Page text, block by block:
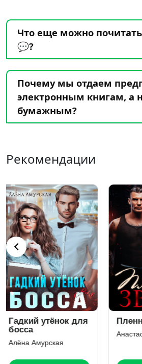
Что еще можно
💬?
Почему мы отдаем
электронным книгам, а
бумажным?
Рекомендации
Невозможный
Роман
Юлия Резник